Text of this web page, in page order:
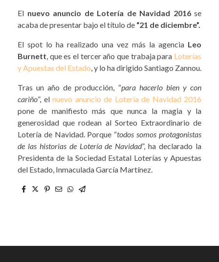
El nuevo anuncio de Lotería de Navidad 2016se
acaba de presentar bajo el título de “21 de diciembre”.
El spot lo ha realizado una vez más la agencia Leo
Burnett , que es el tercer año que trabaja para Loterías
y Apuestas del Estado , y lo ha dirigido Santiago Zannou.
Tras un año de producción, “para hacerlo bien y con
cariño”, el nuevo anuncio de Lotería de Navidad 2016
pone de manifiesto más que nunca la magia y la
generosidad que rodean al Sorteo Extraordinario de
Lotería de Navidad. Porque “todos somos protagonistas
de las historias de Lotería de Navidad”, ha declarado la
Presidenta de la Sociedad Estatal Loterías y Apuestas
del Estado, Inmaculada García Martínez.